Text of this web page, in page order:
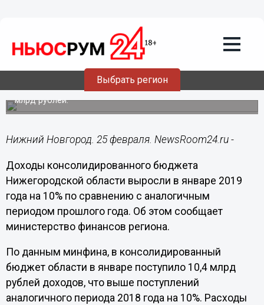
Выбрать регион
Доходы консолидированного бюджета
Нижегородской области выросли на
10% за январь 2019 года
В консолидированный бюджет в январе поступило 10,4
млрд рублей.
Нижний Новгород. 25 февраля. NewsRoom24.ru -
Доходы консолидированного бюджета
Нижегородской области выросли в январе 2019
года на 10% по сравнению с аналогичным
периодом прошлого года. Об этом сообщает
министерство финансов региона.
По данным минфина, в консолидированный
бюджет области в январе поступило 10,4 млрд
рублей доходов, что выше поступлений
аналогичного периода 2018 года на 10%. Расходы